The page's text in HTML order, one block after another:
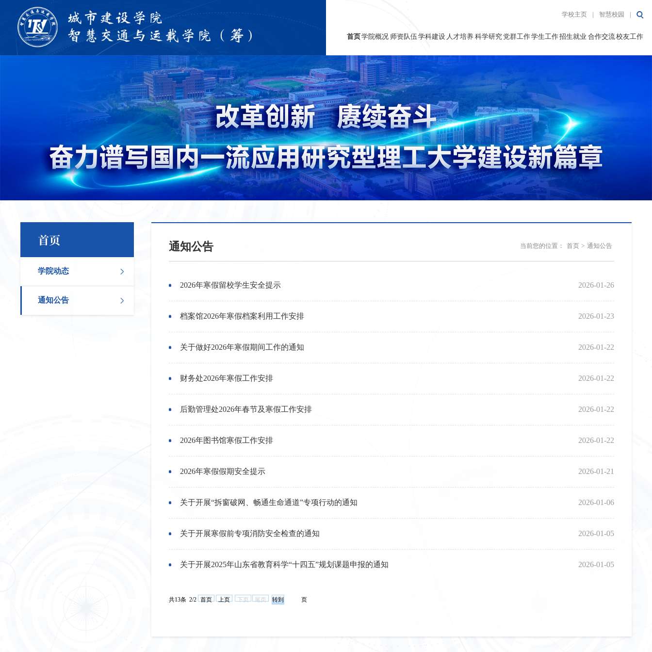
学校主页 | 智慧校园 |
首页学院概况 师资队伍学科建设 人才培养科学研究 党群工作学生工作招生就业 合作交流校友工作
首页
学院动态
通知公告
通知公告 当前您的位置： 首页 > 通知公告
2026-01-26
2026年寒假留校学生安全提示
2026-01-23
档案馆2026年寒假档案利用工作安排
2026-01-22
关于做好2026年寒假期间工作的通知
2026-01-22
财务处2026年寒假工作安排
2026-01-22
后勤管理处2026年春节及寒假工作安排
2026-01-22
2026年图书馆寒假工作安排
2026-01-21
2026年寒假假期安全提示
2026-01-06
关于开展“拆窗破网、畅通生命通道”专项行动的通知
2026-01-05
关于开展寒假前专项消防安全检查的通知
2026-01-05
关于开展2025年山东省教育科学“十四五”规划课题申报的通知
共13条 2/2 首页 上页 下页 尾页 页